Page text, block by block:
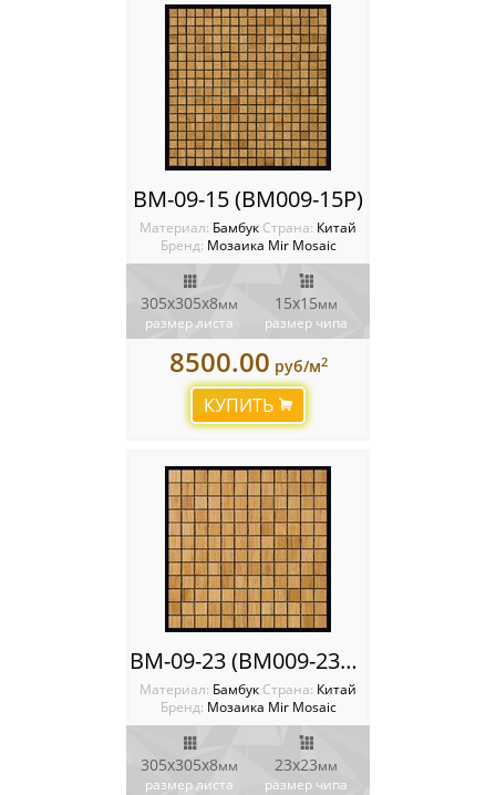
BM-09-15 (BM009-15P)
Материал: Бамбук Cтрана: Китай
Бренд: Мозаика Mir Mosaic
305x305х8мм
размер листа
15х15мм
размер чипа
8500.00 руб/м2
КУПИТЬ
BM-09-23 (BM009-23P) мозаика Mir mosaic
Материал: Бамбук Cтрана: Китай
Бренд: Мозаика Mir Mosaic
305x305х8мм
размер листа
23х23мм
размер чипа